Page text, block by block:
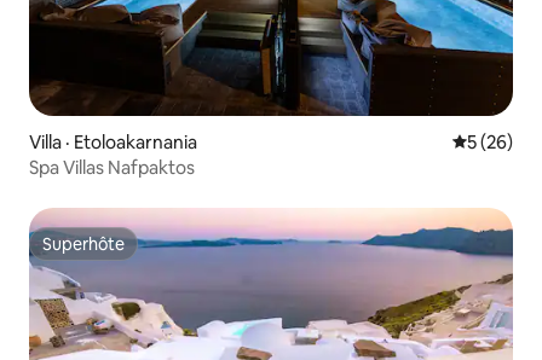
Villa · Etoloakarnania Note
5 (26)
Spa Villas Nafpaktos
Superhôte
Superhôte